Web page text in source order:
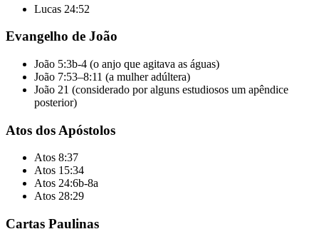
Lucas 24:52
Evangelho de João
João 5:3b-4 (o anjo que agitava as águas)
João 7:53–8:11 (a mulher adúltera)
João 21 (considerado por alguns estudiosos um apêndice
posterior)
Atos dos Apóstolos
Atos 8:37
Atos 15:34
Atos 24:6b-8a
Atos 28:29
Cartas Paulinas